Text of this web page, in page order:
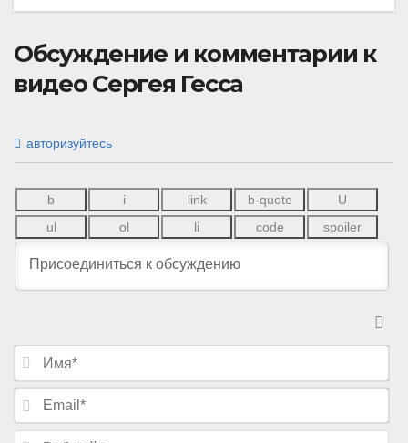
Обсуждение и комментарии к
видео Сергея Гесса
авторизуйтесь
И
я
E
a